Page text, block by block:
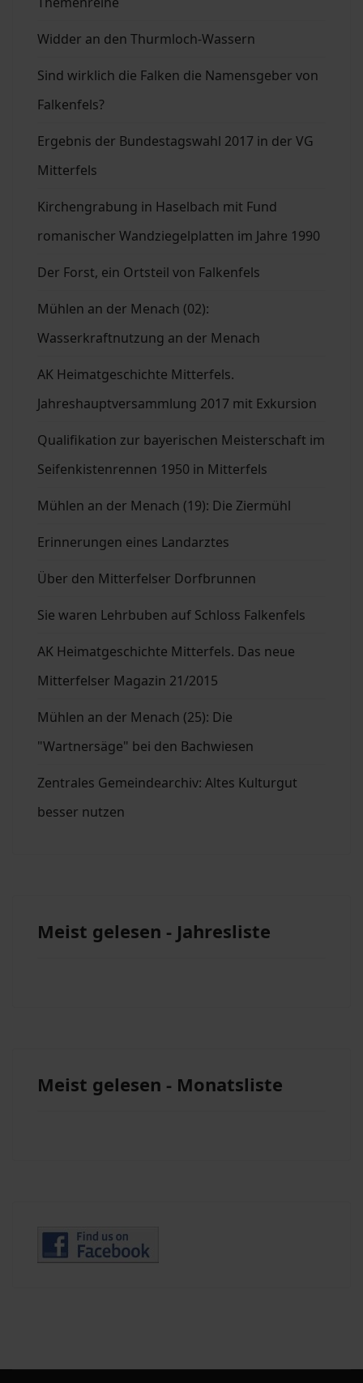
Widder an den Thurmloch-Wassern
Sind wirklich die Falken die Namensgeber von
Falkenfels?
Ergebnis der Bundestagswahl 2017 in der VG
Mitterfels
Kirchengrabung in Haselbach mit Fund
romanischer Wandziegelplatten im Jahre 1990
Der Forst, ein Ortsteil von Falkenfels
Mühlen an der Menach (02):
Wasserkraftnutzung an der Menach
AK Heimatgeschichte Mitterfels.
Jahreshauptversammlung 2017 mit Exkursion
Qualifikation zur bayerischen Meisterschaft im
Seifenkistenrennen 1950 in Mitterfels
Mühlen an der Menach (19): Die Ziermühl
Erinnerungen eines Landarztes
Über den Mitterfelser Dorfbrunnen
Sie waren Lehrbuben auf Schloss Falkenfels
AK Heimatgeschichte Mitterfels. Das neue
Mitterfelser Magazin 21/2015
Mühlen an der Menach (25): Die
"Wartnersäge" bei den Bachwiesen
Zentrales Gemeindearchiv: Altes Kulturgut
besser nutzen
Meist gelesen - Jahresliste
Meist gelesen - Monatsliste